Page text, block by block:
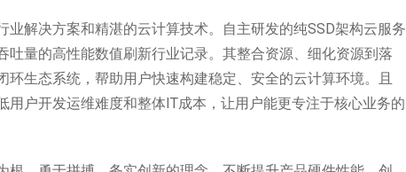
解决方案和精湛的云计算技术。自主研发的纯SSD架构云服务
量的高性能数值刷新行业记录。其整合资源、细化资源到落
生态系统，帮助用户快速构建稳定、安全的云计算环境。且
户开发运维难度和整体IT成本，让用户能更专注于核心业务的